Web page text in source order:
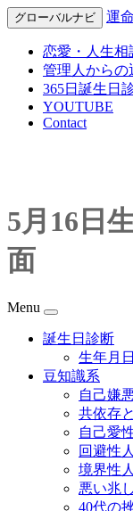
グローバルナビ 運
恋愛・人生相
管理人からの
365日誕生日
YOUTUBE
Contact
5月16日
面
Menu
誕生日診断
生年月
豆知識系
自己嫌
共依存
自己愛
回避性
境界性
悪い兆
40代の